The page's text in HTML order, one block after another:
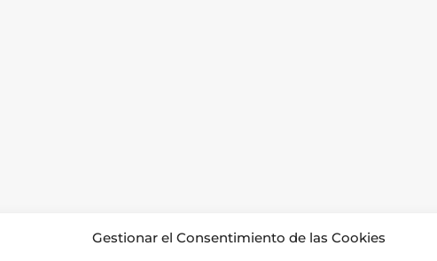
Gestionar el Consentimiento de las Cookies